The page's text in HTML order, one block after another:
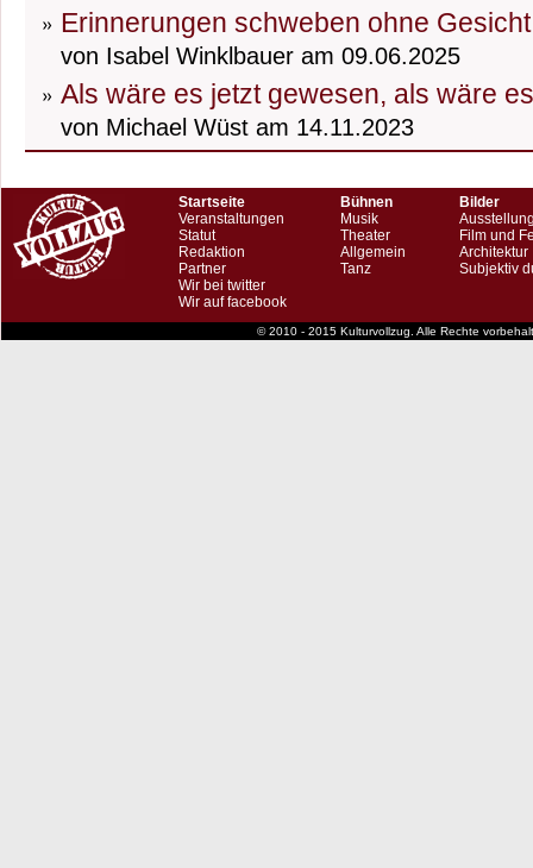
Erinnerungen schweben ohne Gesicht
von Isabel Winklbauer am 09.06.2025
Als wäre es jetzt gewesen, als wäre
von Michael Wüst am 14.11.2023
Startseite
Veranstaltungen
Statut
Redaktion
Partner
Wir bei twitter
Wir auf facebook
Bühnen
Musik
Theater
Allgemein
Tanz
Bilder
Film und
Architektur
Subjektiv
© 2010 - 2015 Kulturvollzug. Alle Rechte